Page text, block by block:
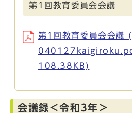
第1回教育委員会会議
第1回教育委員会会議 (
108.38KB)
会議録＜令和3年＞